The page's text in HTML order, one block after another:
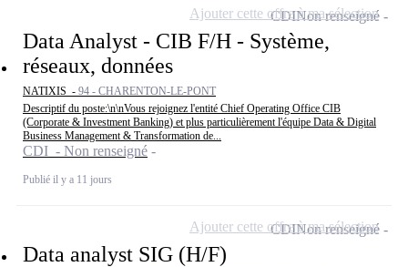
Data Analyst - CIB F/H - Système,
réseaux, données
NATIXIS - 94 - CHARENTON-LE-PONT
Descriptif du poste:\n\nVous rejoignez l'entité Chief Operating Office CIB
(Corporate & Investment Banking) et plus particulièrement l'équipe Data & Digital
Business Management & Transformation de...
CDI - Non renseigné
Publié il y a 11 jours
CDINon renseigné
Ajouter cette offre à ma sélection
Data analyst SIG (H/F)
CDINon renseigné
Ajouter cette offre à ma sélection